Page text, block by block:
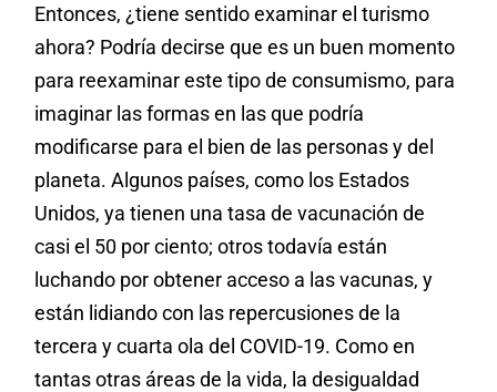
Entonces, ¿tiene sentido examinar el turismo
ahora? Podría decirse que es un buen momento
para reexaminar este tipo de consumismo, para
imaginar las formas en las que podría
modificarse para el bien de las personas y del
planeta. Algunos países, como los Estados
Unidos, ya tienen una tasa de vacunación de
casi el 50 por ciento; otros todavía están
luchando por obtener acceso a las vacunas, y
están lidiando con las repercusiones de la
tercera y cuarta ola del COVID-19. Como en
tantas otras áreas de la vida, la desigualdad